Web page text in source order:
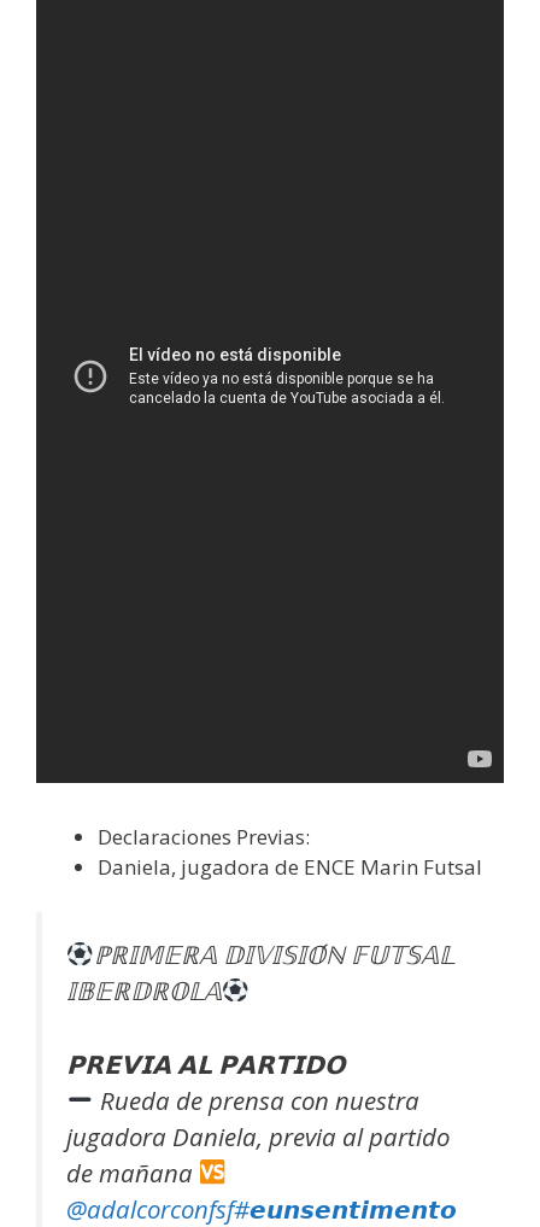
Declaraciones Previas:
Daniela, jugadora de ENCE Marin Futsal
ℙℝ𝕀𝕄𝔼ℝ𝔸 𝔻𝕀𝕍𝕀𝕊𝕀𝕆́ℕ 𝔽𝕌𝕋𝕊𝔸𝕃
𝕀𝔹𝔼ℝ𝔻ℝ𝕆𝕃𝔸
𝗣𝗥𝗘𝗩𝗜𝗔 𝗔𝗟 𝗣𝗔𝗥𝗧𝗜𝗗𝗢
Rueda de prensa con nuestra
jugadora Daniela, previa al partido
de mañana
@adalcorconfsf#𝙚𝙪𝙣𝙨𝙚𝙣𝙩𝙞𝙢𝙚𝙣𝙩𝙤